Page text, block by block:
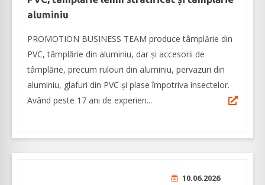
aluminiu
PROMOTION BUSINESS TEAM produce tâmplărie din
PVC, tâmplărie din aluminiu, dar și accesorii de
tâmplărie, precum rulouri din aluminiu, pervazuri din
aluminiu, glafuri din PVC și plase împotriva insectelor.
Având peste 17 ani de experien...
10.06.2026